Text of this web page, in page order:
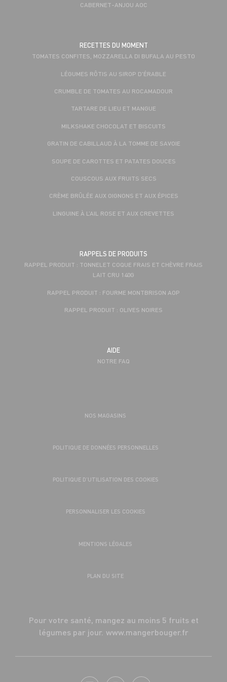
CABERNET-ANJOU AOC
RECETTES DU MOMENT
TOMATES CONFITES, MOZZARELLA DI BUFALA AU PESTO
LÉGUMES RÔTIS AU SIROP D'ÉRABLE
CRUMBLE DE TOMATES AU ROCAMADOUR
TARTARE DE LIEU ET MANGUE
MILKSHAKE CHOCOLAT ET BISCUITS
GRATIN DE CABILLAUD À LA TOMME DE SAVOIE
SOUPE DE CAROTTES ET PATATES DOUCES
COUSCOUS AUX FRUITS SECS
CRÈME BRÛLÉE AUX OIGNONS ET AUX ÉPICES
LINGUINE À L’AIL ROSE ET AUX CREVETTES
RAPPELS DE PRODUITS
RAPPEL PRODUIT : TONNELET COQUE FRAIS ET CHÈVRE FRAIS
LAIT CRU 140G
RAPPEL PRODUIT : FOURME MONTBRISON AOP
RAPPEL PRODUIT : OLIVES NOIRES
AIDE
NOTRE FAQ
NOS MAGASINS
POLITIQUE DE DONNÉES PERSONNELLES
POLITIQUE D’UTILISATION DES COOKIES
PERSONNALISER LES COOKIES
MENTIONS LÉGALES
PLAN DU SITE
Pour votre santé, mangez au moins 5 fruits et
légumes par jour. www.mangerbouger.fr